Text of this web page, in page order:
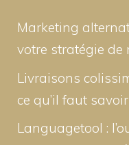
Marketing
votre stratégie de
Livraisons
ce qu’il faut savoir
Languagetool :